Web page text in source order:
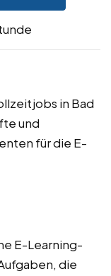
in Bad
und
für die E-
E-Learning-
die